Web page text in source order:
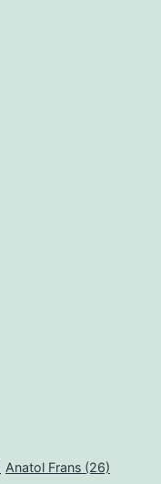
Anatol Frans (26)